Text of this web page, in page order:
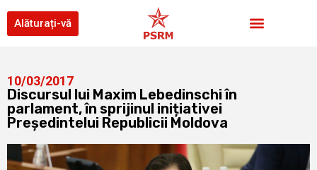
Alăturați-vă
10/03/2017
Discursul lui Maxim Lebedinschi în
parlament, în sprijinul inițiativei
Președintelui Republicii Moldova